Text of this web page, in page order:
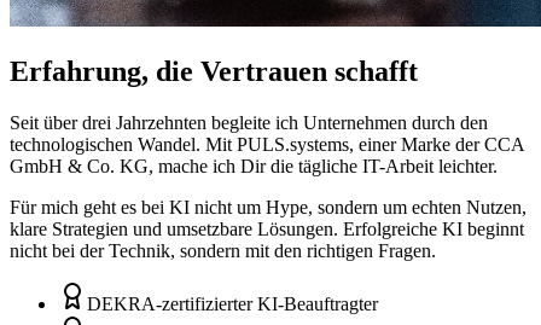
Erfahrung, die Vertrauen schafft
Seit über drei Jahrzehnten begleite ich Unternehmen durch den
technologischen Wandel. Mit PULS.systems, einer Marke der CCA
GmbH & Co. KG, mache ich Dir die tägliche IT-Arbeit leichter.
Für mich geht es bei KI nicht um Hype, sondern um echten Nutzen,
klare Strategien und umsetzbare Lösungen. Erfolgreiche KI beginnt
nicht bei der Technik, sondern mit den richtigen Fragen.
DEKRA-zertifizierter KI-Beauftragter